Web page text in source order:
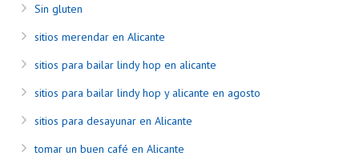
Sin gluten
sitios merendar en Alicante
sitios para bailar lindy hop en alicante
sitios para bailar lindy hop y alicante en agosto
sitios para desayunar en Alicante
tomar un buen café en Alicante